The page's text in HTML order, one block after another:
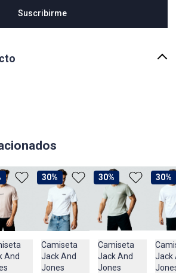
Suscribirme
pasa de moda.
S.A
limpiar con trapo humedo en caso que la
exponer al sol tanto tiempo en el secado, no
asperas
And
$69.950
$99.950
30%
Camiseta
Jack And
Jones
$87.950
$124.950
30%
Camiseta
Jack And
Jones
30%
Jack